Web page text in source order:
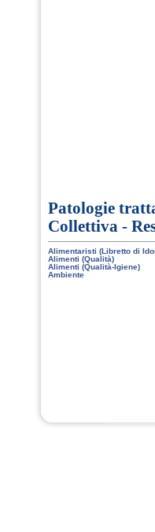
Patologie
Collettiva -
Alimentaristi (Libretto di
Alimenti (Qualità)
Alimenti (Qualità-Igiene)
Ambiente